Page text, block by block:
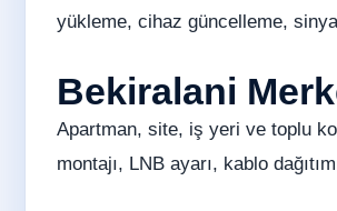
yükleme, cihaz güncelleme,
Bekiralani
Apartman, site, iş yeri ve toplu
montajı, LNB ayarı, kablo